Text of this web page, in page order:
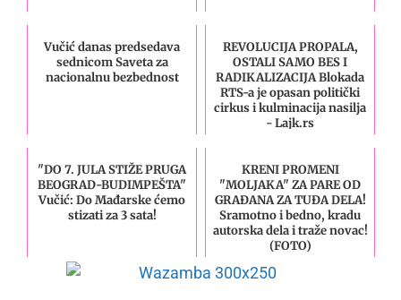
Vučić danas predsedava
sednicom Saveta za
nacionalnu bezbednost
REVOLUCIJA PROPALA,
OSTALI SAMO BES I
RADIKALIZACIJA Blokada
RTS-a je opasan politički
cirkus i kulminacija nasilja
- Lajk.rs
"DO 7. JULA STIŽE PRUGA
BEOGRAD-BUDIMPEŠTA"
Vučić: Do Mađarske ćemo
stizati za 3 sata!
KRENI PROMENI
"MOLJAKA" ZA PARE OD
GRAĐANA ZA TUĐA DELA!
Sramotno i bedno, kradu
autorska dela i traže novac!
(FOTO)